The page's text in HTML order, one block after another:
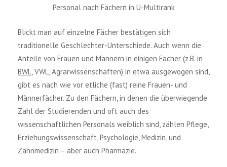
Personal nach Fächern in U-Multirank
Blickt man auf einzelne Fächer bestätigen sich
traditionelle Geschlechter-Unterschiede. Auch wenn die
Anteile von Frauen und Männern in einigen Fächer (z.B. in
BWL, VWL, Agrarwissenschaften) in etwa ausgewogen sind,
gibt es nach wie vor etliche (fast) reine Frauen- und
Männerfächer. Zu den Fächern, in denen die überwiegende
Zahl der Studierenden und oft auch des
wissenschaftlichen Personals weiblich sind, zählen Pflege,
Erziehungswissenschaft, Psychologie, Medizin, und
Zahnmedizin – aber auch Pharmazie.